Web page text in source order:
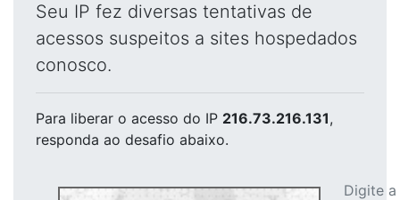
Seu IP fez diversas tentativas de
acessos suspeitos a sites hospedados
conosco.
Para liberar o acesso do IP 216.73.216.131,
responda ao desafio abaixo.
Digite